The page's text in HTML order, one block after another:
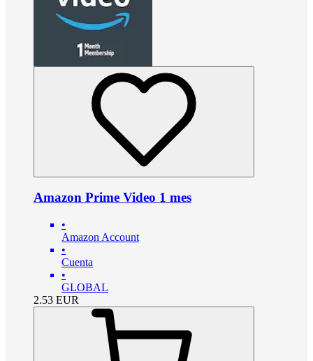
Amazon Prime Video 1 mes
•
Amazon Account
•
Cuenta
•
GLOBAL
2.53 EUR